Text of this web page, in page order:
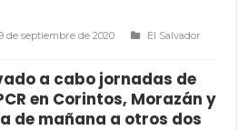
de septiembre de 2020
El Salvador
a cabo jornadas de
en Corintos, Morazán y
de mañana a otros dos